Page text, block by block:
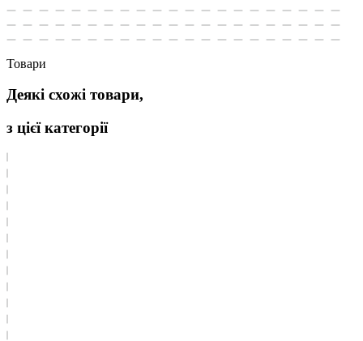
Товари
Деякі схожі товари,
з цієї категорії